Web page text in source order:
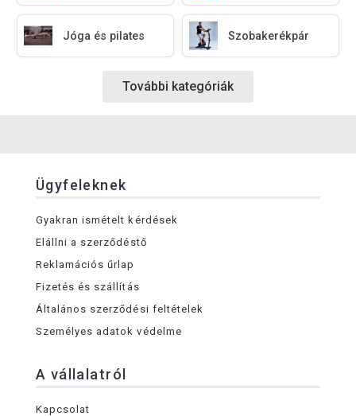
Jóga és pilates Szobakerékpár
További kategóriák
Ügyfeleknek
Gyakran ismételt kérdések
Elállni a szerződéstő
Reklamációs űrlap
Fizetés és szállítás
Általános szerződési feltételek
Személyes adatok védelme
A vállalatról
Kapcsolat